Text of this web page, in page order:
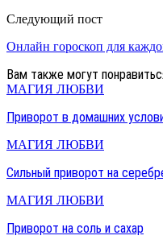
Следующий пост
Онлайн гороскоп для
Вам также могут
МАГИЯ ЛЮБВИ
Приворот в домашних
МАГИЯ ЛЮБВИ
Сильный приворот на
МАГИЯ ЛЮБВИ
Приворот на соль и сахар